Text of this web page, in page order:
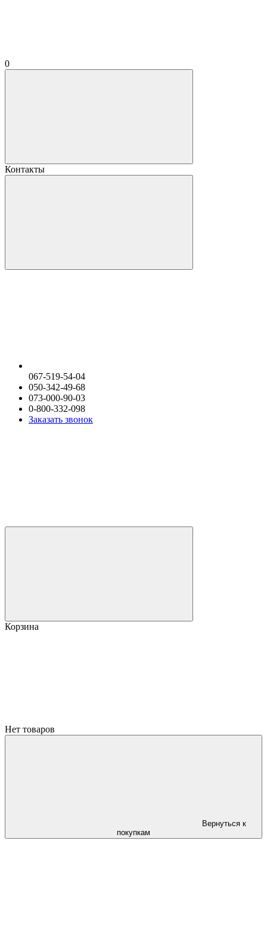
0
Контакты
067-519-54-04
050-342-49-68
073-000-90-03
0-800-332-098
Заказать звонок
Корзина
Нет товаров
Вернуться к
покупкам